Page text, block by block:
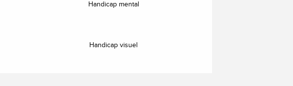
Handicap mental
Handicap visuel